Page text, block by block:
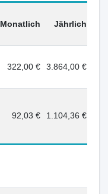
Monatlich Jährlich
322,00 € 3.864,00 €
92,03 € 1.104,36 €